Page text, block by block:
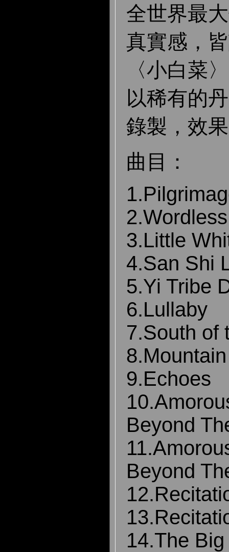
全世界最
真實感，
〈小白菜
以稀有的
錄製，效
曲目：
3.Little
4.San Shi
5.Yi Tribe
6.Lullaby
7.South of
9.Echoes
Beyond
Beyond
14.The